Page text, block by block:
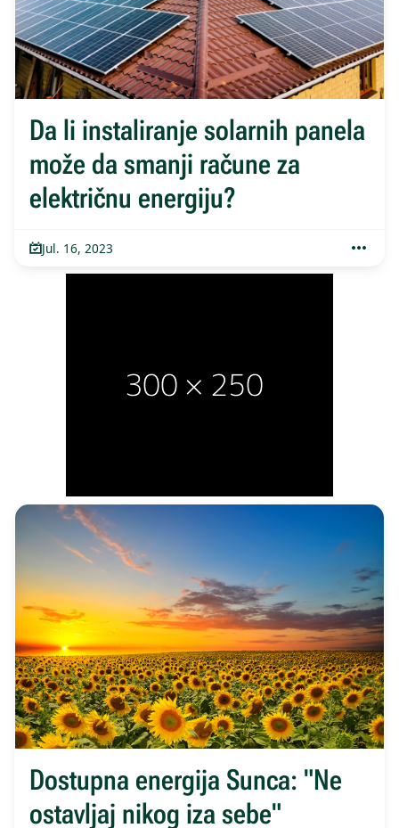
Da li instaliranje solarnih panela
može da smanji račune za
električnu energiju?
Jul. 16, 2023
Dostupna energija Sunca: "Ne
ostavljaj nikog iza sebe"